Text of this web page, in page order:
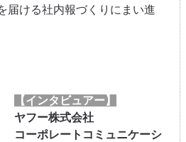
届ける社内報づくりにまい進
【インタビュアー】
ヤフー株式会社
コーポレートコミュニケーシ